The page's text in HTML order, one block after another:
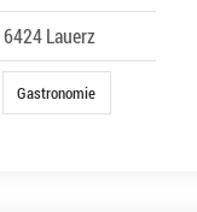
Lauerz
Gastronomie